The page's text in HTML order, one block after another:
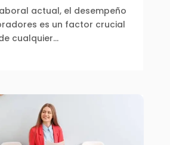
actual, el desempeño
es un factor crucial
cualquier...